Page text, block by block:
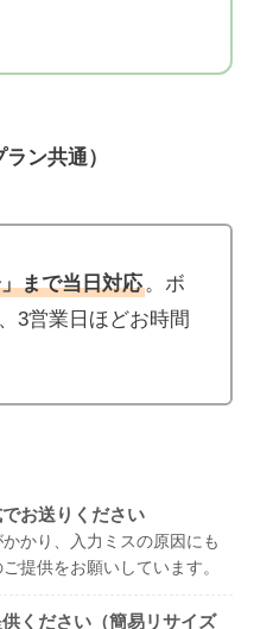
ラン共通）
まで当日対応。ボ
3営業日ほどお時間
お送りください
かり、入力ミスの原因にも
提供をお願いしています。
ください（簡易リサイズ